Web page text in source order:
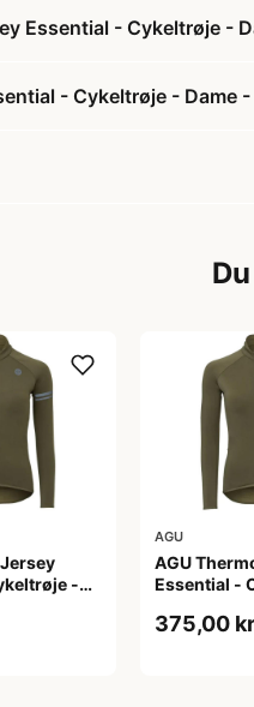
Essential - Cykeltrøje -
- Cykeltrøje - Dame
-
AGU
AGU
Essential -
XL
375,00 kr